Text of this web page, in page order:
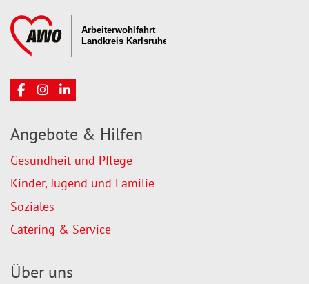
Angebote & Hilfen
Gesundheit und Pflege
Kinder, Jugend und Familie
Soziales
Catering & Service
Über uns